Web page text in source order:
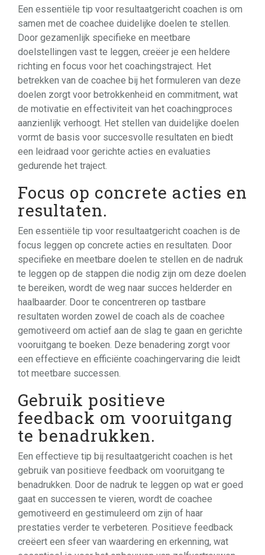
Een essentiële tip voor resultaatgericht coachen is om
samen met de coachee duidelijke doelen te stellen.
Door gezamenlijk specifieke en meetbare
doelstellingen vast te leggen, creëer je een heldere
richting en focus voor het coachingstraject. Het
betrekken van de coachee bij het formuleren van deze
doelen zorgt voor betrokkenheid en commitment, wat
de motivatie en effectiviteit van het coachingproces
aanzienlijk verhoogt. Het stellen van duidelijke doelen
vormt de basis voor succesvolle resultaten en biedt
een leidraad voor gerichte acties en evaluaties
gedurende het traject.
Focus op concrete acties en
resultaten.
Een essentiële tip voor resultaatgericht coachen is de
focus leggen op concrete acties en resultaten. Door
specifieke en meetbare doelen te stellen en de nadruk
te leggen op de stappen die nodig zijn om deze doelen
te bereiken, wordt de weg naar succes helderder en
haalbaarder. Door te concentreren op tastbare
resultaten worden zowel de coach als de coachee
gemotiveerd om actief aan de slag te gaan en gerichte
vooruitgang te boeken. Deze benadering zorgt voor
een effectieve en efficiënte coachingervaring die leidt
tot meetbare successen.
Gebruik positieve
feedback om vooruitgang
te benadrukken.
Een effectieve tip bij resultaatgericht coachen is het
gebruik van positieve feedback om vooruitgang te
benadrukken. Door de nadruk te leggen op wat er goed
gaat en successen te vieren, wordt de coachee
gemotiveerd en gestimuleerd om zijn of haar
prestaties verder te verbeteren. Positieve feedback
creëert een sfeer van waardering en erkenning, wat